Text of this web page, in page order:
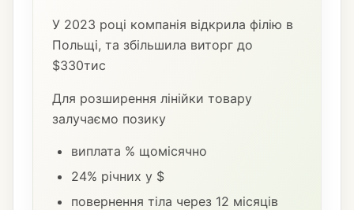
У 2023 році компанія відкрила філію в
Польщі, та збільшила виторг до
$330тис
Для розширення лінійки товару
залучаємо позику
виплата % щомісячно
24% річних у $
повернення тіла через 12 місяців